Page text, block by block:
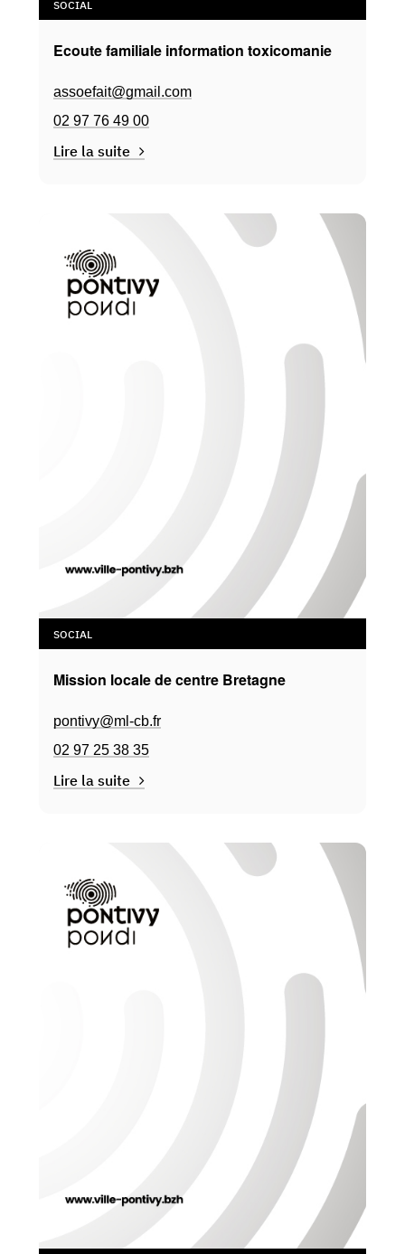
SOCIAL
Ecoute familiale information toxicomanie
assoefait@gmail.com
02 97 76 49 00
Lire la suite
SOCIAL
Mission locale de centre Bretagne
pontivy@ml-cb.fr
02 97 25 38 35
Lire la suite